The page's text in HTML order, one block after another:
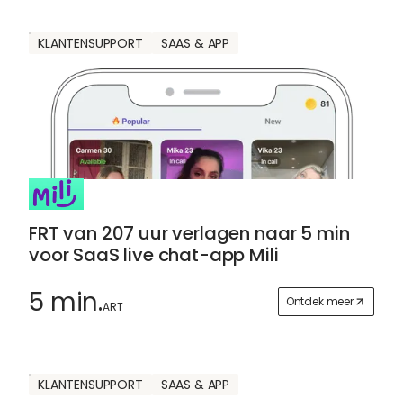
KLANTENSUPPORT SAAS & APP
FRT van 207 uur verlagen naar 5 min
voor SaaS live chat-app Mili
5 min.ART Ontdek meer
KLANTENSUPPORT SAAS & APP